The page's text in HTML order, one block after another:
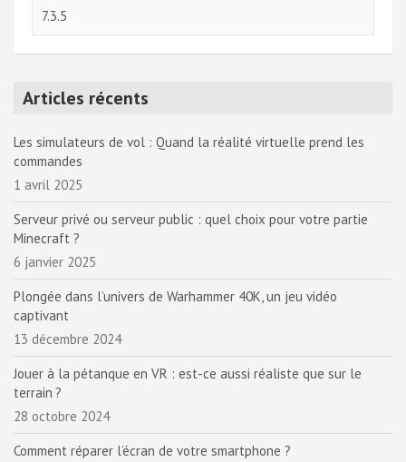
Articles récents
Les simulateurs de vol : Quand la réalité virtuelle prend les
commandes
1 avril 2025
Serveur privé ou serveur public : quel choix pour votre partie
Minecraft ?
6 janvier 2025
Plongée dans l’univers de Warhammer 40K, un jeu vidéo
captivant
13 décembre 2024
Jouer à la pétanque en VR : est-ce aussi réaliste que sur le
terrain ?
28 octobre 2024
Comment réparer l’écran de votre smartphone ?